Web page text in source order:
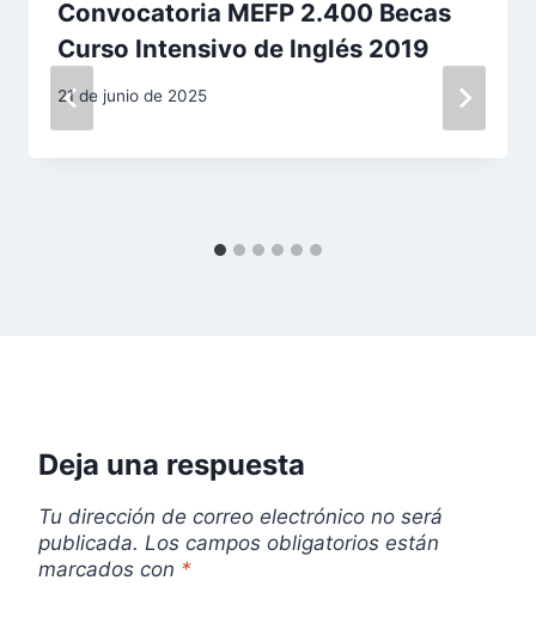
d
a
d
a
Convocatoria MEFP 2.400 Becas
Curso Intensivo de Inglés 2019
21 de junio de 2025
Deja una respuesta
Tu dirección de correo electrónico no será
publicada. Los campos obligatorios están
marcados con *